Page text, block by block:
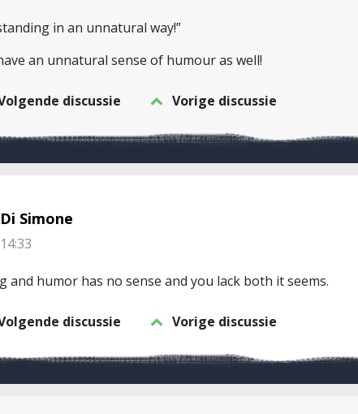
in an unnatural way!”
an unnatural sense of humour as well!
discussie Vorige discussie
Simone
and humor has no sense and you lack both it seems.
discussie Vorige discussie